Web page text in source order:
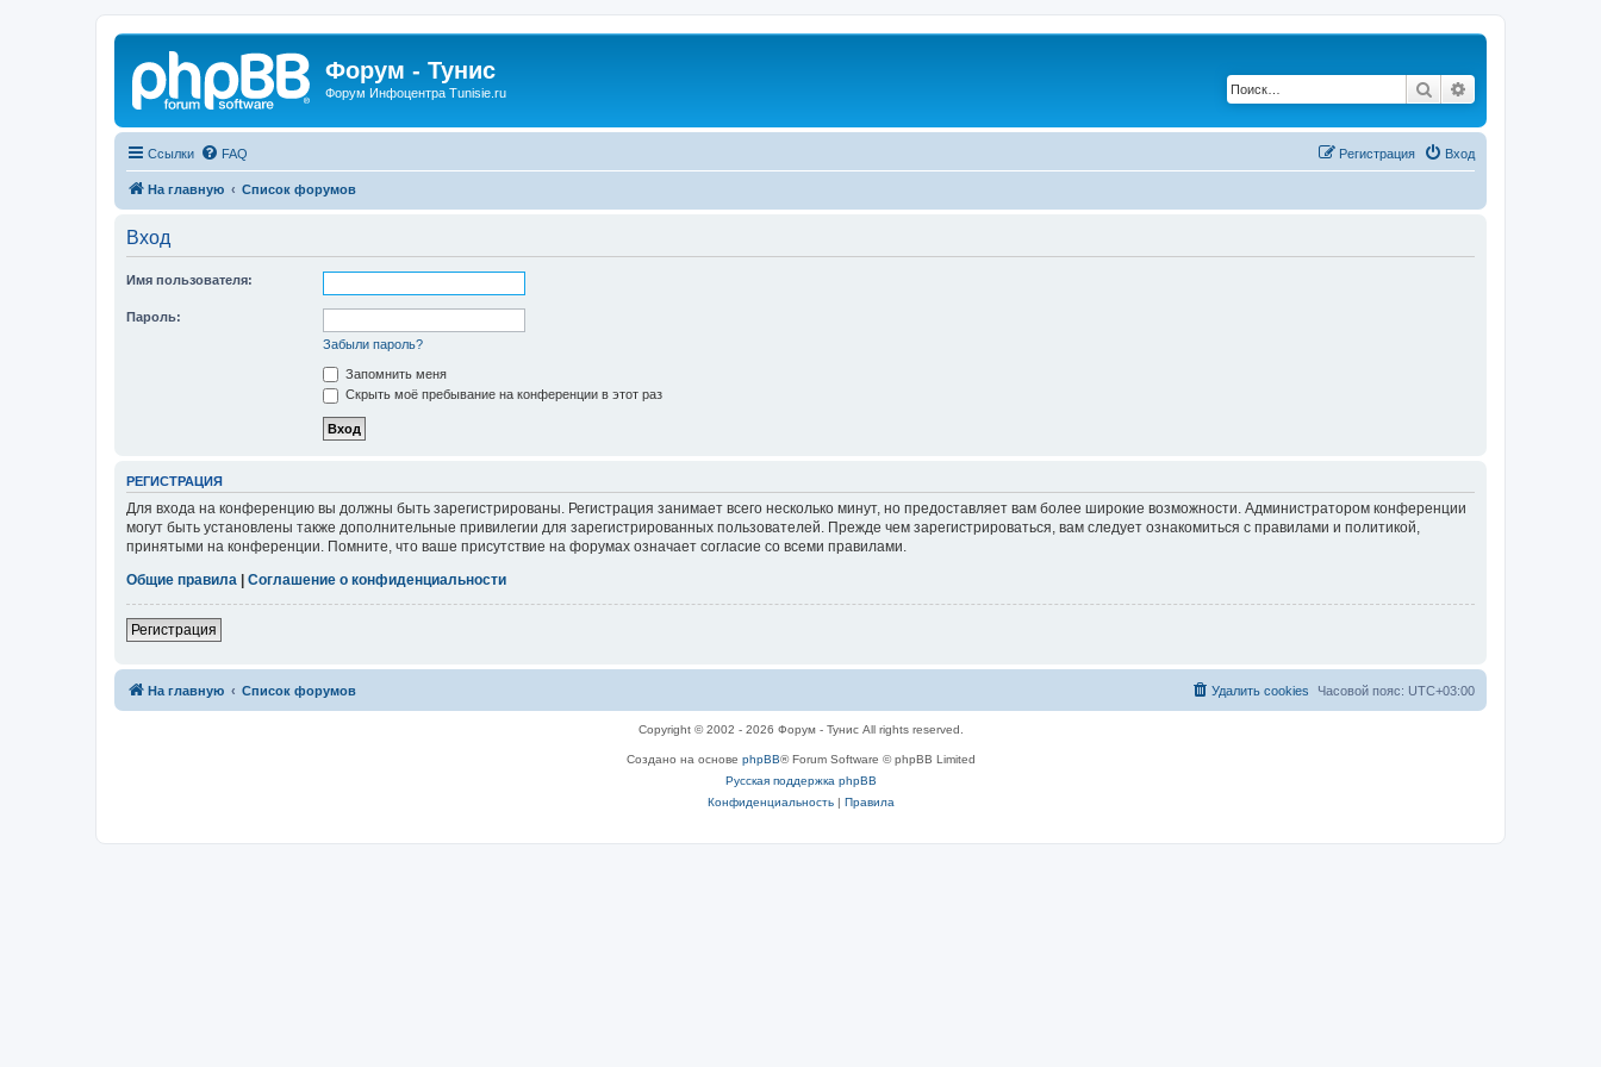
Форум - Тунис
Форум Инфоцентра Tunisie.ru Поиск
Ссылки FAQ Вход
Регистрация
На главную Список форумов
Вход
Имя пользователя:
Пароль:
Забыли пароль?
Запомнить меня
Скрыть моё пребывание на конференции в этот раз
РЕГИСТРАЦИЯ
Для входа на конференцию вы должны быть зарегистрированы. Регистрация занимает всего несколько минут, но предоставляет вам более широкие возможности. Администратором конференции
могут быть установлены также дополнительные привилегии для зарегистрированных пользователей. Прежде чем зарегистрироваться, вам следует ознакомиться с правилами и политикой,
принятыми на конференции. Помните, что ваше присутствие на форумах означает согласие со всеми правилами.
Общие правила
Соглашение о конфиденциальности
Регистрация
На главную Список форумов Часовой пояс: UTC+03:00
Удалить cookies
Copyright © 2002 - 2026 Форум - Тунис All rights reserved.
Создано на основе phpBB® Forum Software © phpBB Limited
Русская поддержка phpBB
Конфиденциальность| Правила